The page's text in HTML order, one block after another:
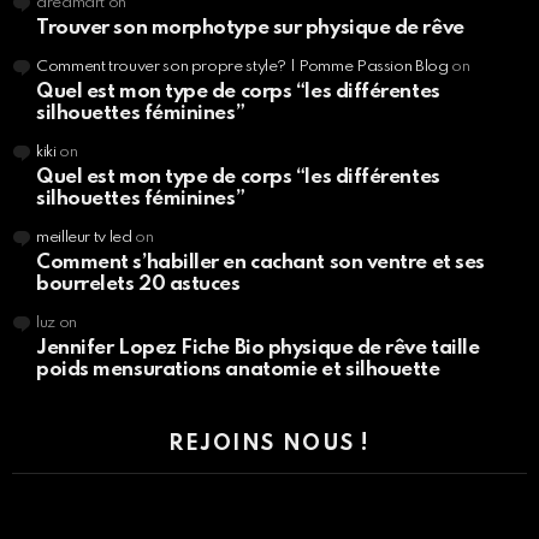
Trouver son morphotype sur physique de rêve
Comment trouver son propre style? | Pomme Passion Blog on
Quel est mon type de corps “les différentes
silhouettes féminines”
kikion
Quel est mon type de corps “les différentes
silhouettes féminines”
meilleur tv led on
Comment s’habiller en cachant son ventre et ses
bourrelets 20 astuces
luzon
Jennifer Lopez Fiche Bio physique de rêve taille
poids mensurations anatomie et silhouette
REJOINS NOUS !